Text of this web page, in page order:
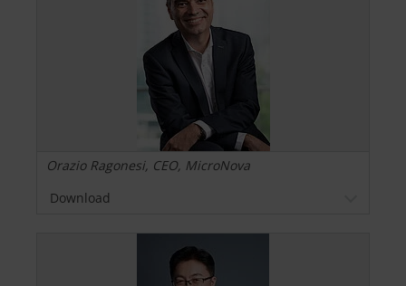
Orazio Ragonesi, CEO, MicroNova
Download